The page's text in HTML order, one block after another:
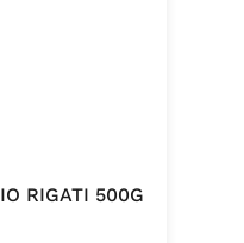
RIGATI 500G